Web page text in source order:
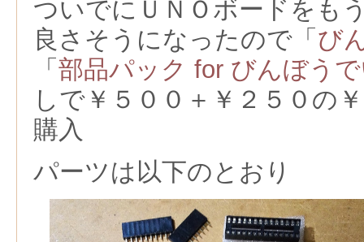
ついでにＵＮＯボードをも
良さそうになったので「 び
「 部品パック for びんぼう
しで￥５００＋￥２５０の
購入
パーツは以下のとおり